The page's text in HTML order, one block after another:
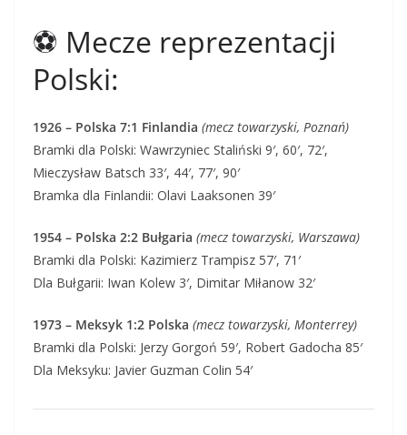
⚽ Mecze reprezentacji
Polski:
1926 – Polska 7:1 Finlandia (mecz towarzyski, Poznań)
Bramki dla Polski: Wawrzyniec Staliński 9′, 60′, 72′,
Mieczysław Batsch 33′, 44′, 77′, 90′
Bramka dla Finlandii: Olavi Laaksonen 39′
1954 – Polska 2:2 Bułgaria (mecz towarzyski, Warszawa)
Bramki dla Polski: Kazimierz Trampisz 57′, 71′
Dla Bułgarii: Iwan Kolew 3′, Dimitar Miłanow 32′
1973 – Meksyk 1:2 Polska (mecz towarzyski, Monterrey)
Bramki dla Polski: Jerzy Gorgoń 59′, Robert Gadocha 85′
Dla Meksyku: Javier Guzman Colin 54′